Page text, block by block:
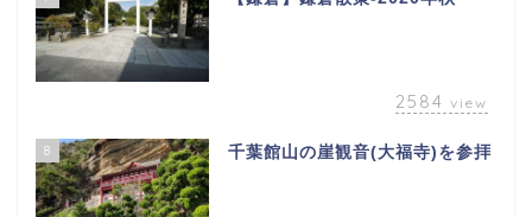
2584 view
8 千葉館山の崖観音(大福寺)を参拝